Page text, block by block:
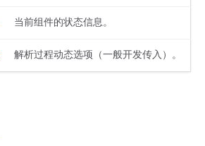
当前组件的状态信息。
解析过程动态选项（一般开发传入）。